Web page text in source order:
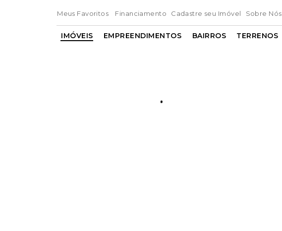
Meus Favoritos Financiamento Cadastre seu Imóvel Sobre Nós
IMÓVEIS EMPREENDIMENTOS BAIRROS TERRENOS